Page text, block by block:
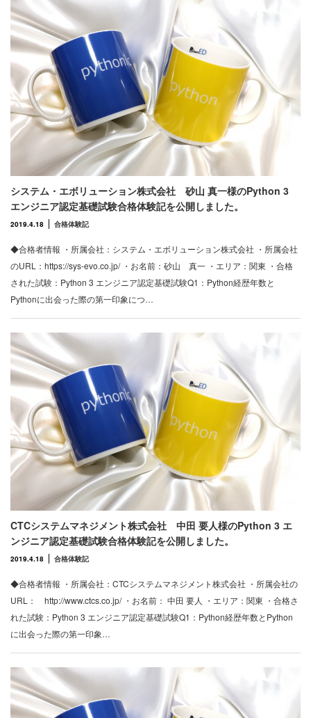
システム・エボリューション株式会社 砂山 真一様のPython 3
エンジニア認定基礎試験合格体験記を公開しました。
2019.4.18 合格体験記
◆合格者情報 ・所属会社：システム・エボリューション株式会社 ・所属会社
のURL：https://sys-evo.co.jp/ ・お名前：砂山 真一 ・エリア：関東 ・合格
された試験：Python 3 エンジニア認定基礎試験Q1：Python経歴年数と
Pythonに出会った際の第一印象につ…
CTCシステムマネジメント株式会社 中田 要人様のPython 3 エ
ンジニア認定基礎試験合格体験記を公開しました。
2019.4.18 合格体験記
◆合格者情報 ・所属会社：CTCシステムマネジメント株式会社 ・所属会社の
URL： http://www.ctcs.co.jp/ ・お名前： 中田 要人 ・エリア：関東 ・合格さ
れた試験：Python 3 エンジニア認定基礎試験Q1：Python経歴年数とPython
に出会った際の第一印象…